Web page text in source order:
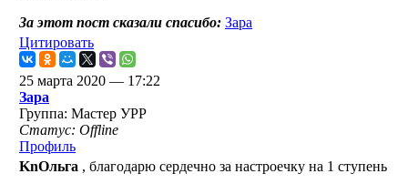
За этот пост сказали спасибо: Зара
Цитировать
25 марта 2020 — 17:22
Зара
Группа: Мастер УРР
Статус: Offline
Профиль
KnОльга , благодарю сердечно за настроечку на 1 ступень